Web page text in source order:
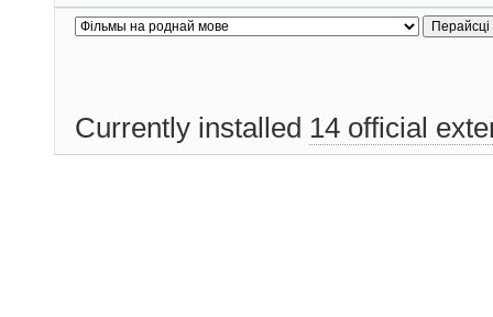
Currently installed 14 official